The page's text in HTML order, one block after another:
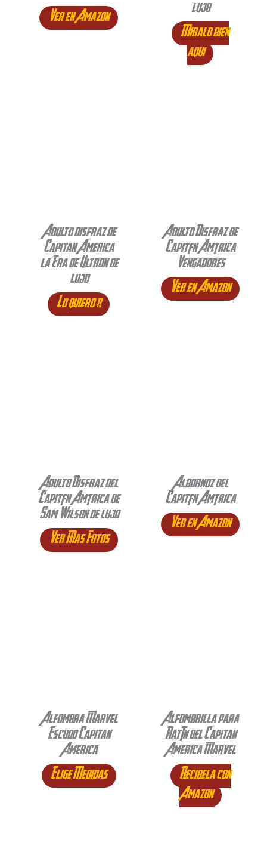
Ver en Amazon
lujo
Miralo bien
aqui
Adulto disfraz de
Capitan America
la Era de Ultron de
lujo
Lo quiero !!
Adulto Disfraz de
Capitán América
Vengadores
Ver en Amazon
Adulto Disfraz del
Capitán América de
Sam Wilson de lujo
Ver Mas Fotos
Albornoz del
Capitán América
Ver en Amazon
Alfombra Marvel
Escudo Capitan
America
Elige Medidas
Alfombrilla para
Ratón del Capitan
America Marvel
Recibela con
Amazon